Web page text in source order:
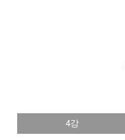
4강